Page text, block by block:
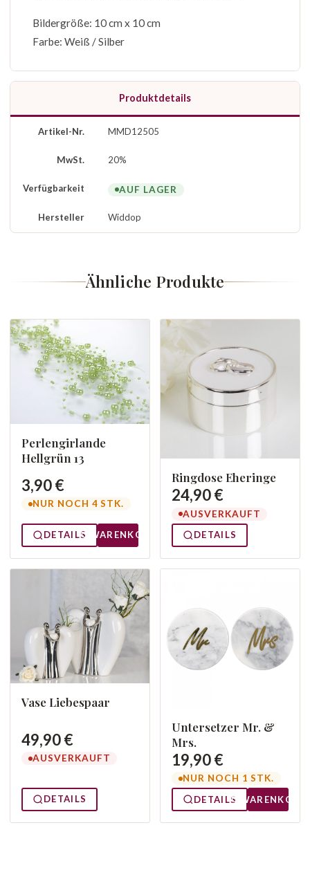
Bildergröße: 10 cm x 10 cm
Farbe: Weiß / Silber
Produktdetails
Artikel-Nr. MMD12505
MwSt. 20%
Verfügbarkeit AUF LAGER
Hersteller Widdop
Ähnliche Produkte
Perlengirlande
Hellgrün 13
3,90 €
NUR NOCH 4 STK.
DETAILS WARENKORB
Ringdose Eheringe
24,90 €
AUSVERKAUFT
DETAILS
Vase Liebespaar
49,90 €
AUSVERKAUFT
DETAILS
Untersetzer Mr. &
Mrs.
19,90 €
NUR NOCH 1 STK.
DETAILS
WARENKORB